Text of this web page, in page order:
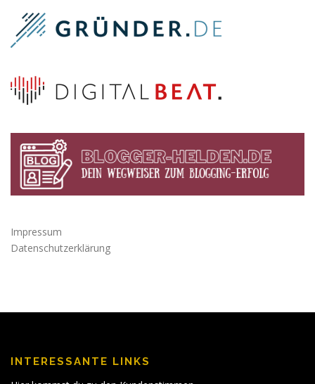
Impressum
Datenschutzerklärung
INTERESSANTE LINKS